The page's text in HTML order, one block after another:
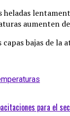
heladas
aumenten
capas bajas de
para el